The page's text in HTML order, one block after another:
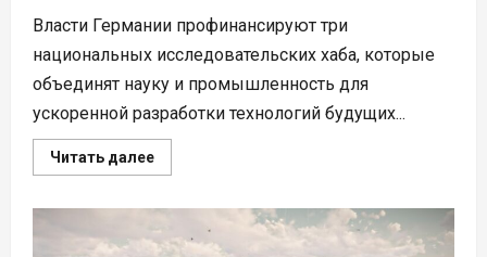
Власти Германии профинансируют три
национальных исследовательских хаба, которые
объединят науку и промышленность для
ускоренной разработки технологий будущих...
Читать далееПрочитать
больше
выделит
€125
млн